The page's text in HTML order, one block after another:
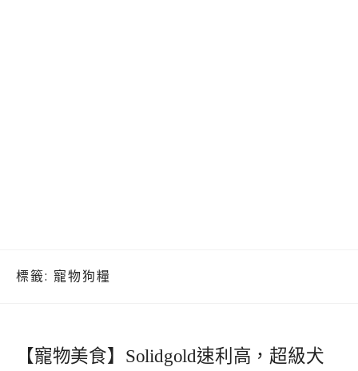
標籤: 寵物狗糧
【寵物美食】Solidgold速利高，超級犬